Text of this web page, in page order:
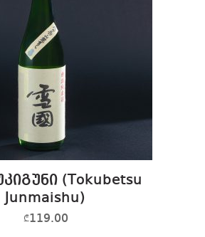
(Tokubetsu
Junmaishu)
₾119.00